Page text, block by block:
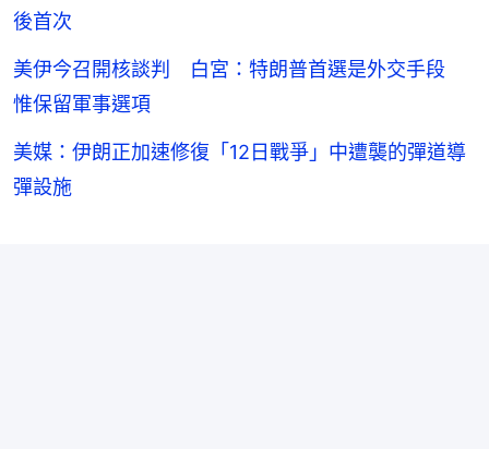
後首次
美伊今召開核談判 白宮：特朗普首選是外交手段
惟保留軍事選項
美媒：伊朗正加速修復「12日戰爭」中遭襲的彈道導
彈設施